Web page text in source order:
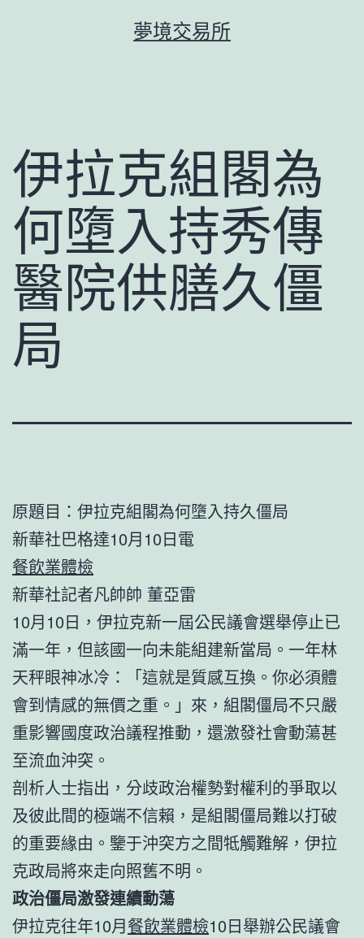
夢境交易所
伊拉克組閣為
何墮入持秀傳
醫院供膳久僵
局
原題目：伊拉克組閣為何墮入持久僵局
新華社巴格達10月10日電
餐飲業體檢
新華社記者凡帥帥 董亞雷
10月10日，伊拉克新一屆公民議會選舉停止已
滿一年，但該國一向未能組建新當局。一年林
天秤眼神冰冷：「這就是質感互換。你必須體
會到情感的無價之重。」來，組閣僵局不只嚴
重影響國度政治議程推動，還激發社會動蕩甚
至流血沖突。
剖析人士指出，分歧政治權勢對權利的爭取以
及彼此間的極端不信賴，是組閣僵局難以打破
的重要緣由。鑒于沖突方之間牴觸難解，伊拉
克政局將來走向照舊不明。
政治僵局激發連續動蕩
伊拉克往年10月餐飲業體檢10日舉辦公民議會